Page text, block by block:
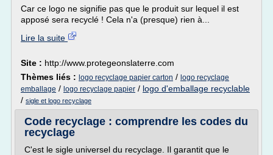
Car ce logo ne signifie pas que le produit sur lequel il est
apposé sera recyclé ! Cela n'a (presque) rien à...
Lire la suite
Site : http://www.protegeonslaterre.com
Thèmes liés : logo recyclage papier carton / logo recyclage
emballage / logo recyclage papier / logo d'emballage recyclable
/ sigle et logo recyclage
Code recyclage : comprendre les codes du
recyclage
C'est le sigle universel du recyclage. Il garantit que le